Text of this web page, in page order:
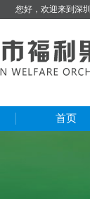
您好，欢迎来到深
首页